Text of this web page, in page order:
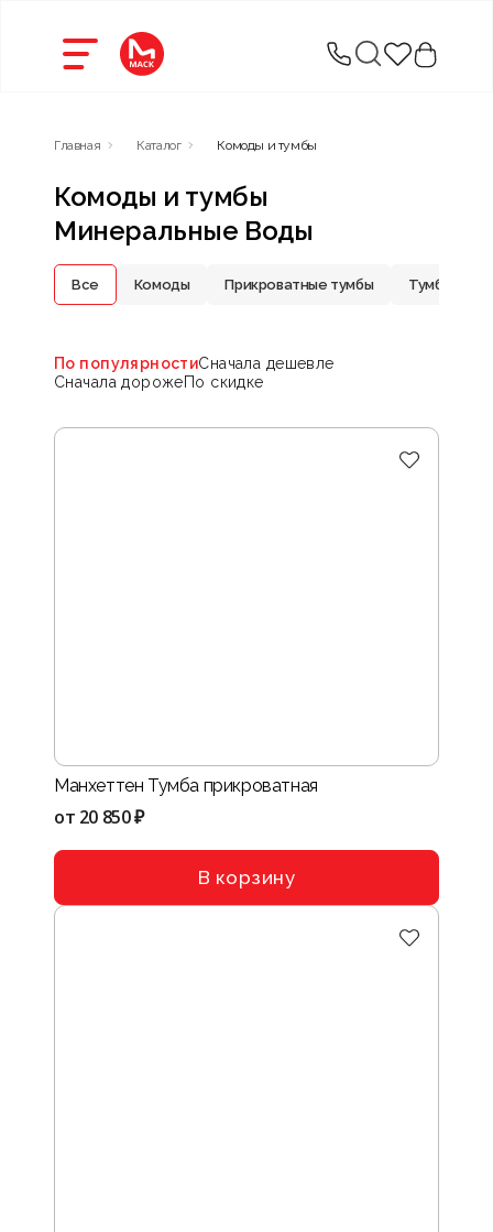
Главная Каталог Комоды и тумбы
Комоды и тумбы
Минеральные Воды
Все Комоды Прикроватные тумбы Тумбы под
По популярностиСначала дешевле
Сначала дорожеПо скидке
Манхеттен Тумба прикроватная
от 20 850 ₽
В корзину